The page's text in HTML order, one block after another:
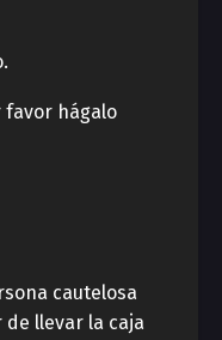
favor hágalo
cautelosa
de llevar la caja